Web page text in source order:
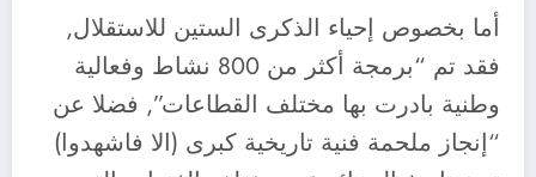
أما بخصوص إحياء الذكرى الستين للاستقلال,
فقد تم “برمجة أكثر من 800 نشاط وفعالية
وطنية بادرت بها مختلف القطاعات”, فضلا عن
“إنجاز ملحمة فنية تاريخية كبرى (الا فاشهدوا)